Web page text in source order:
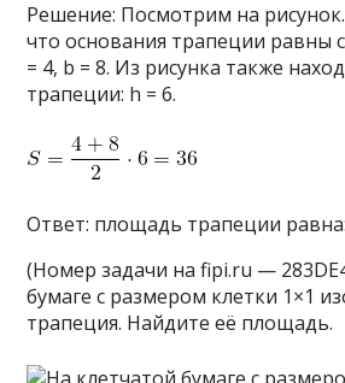
Решение: Посмотрим на
что основания трапеции равны
= 4, b = 8. Из рисунка также
трапеции: h = 6.
Ответ: площадь трапеции
(Номер задачи на fipi.ru —
бумаге с размером клетки 1×1
трапеция. Найдите её площадь.